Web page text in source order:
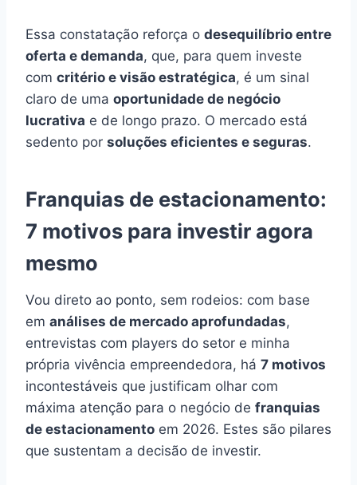
Essa constatação reforça o desequilíbrio entre
oferta e demanda, que, para quem investe
com critério e visão estratégica, é um sinal
claro de uma oportunidade de negócio
lucrativa e de longo prazo. O mercado está
sedento por soluções eficientes e seguras.
Franquias de estacionamento:
7 motivos para investir agora
mesmo
Vou direto ao ponto, sem rodeios: com base
em análises de mercado aprofundadas,
entrevistas com players do setor e minha
própria vivência empreendedora, há 7 motivos
incontestáveis que justificam olhar com
máxima atenção para o negócio de franquias
de estacionamento em 2026. Estes são pilares
que sustentam a decisão de investir.